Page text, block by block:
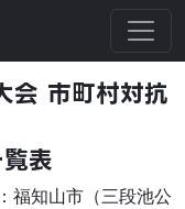
会 市町村対抗
表
福知山市（三段池公